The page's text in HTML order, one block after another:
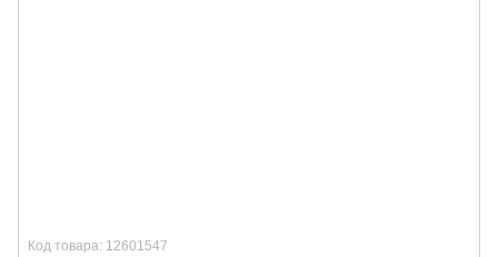
Код товара: 12601547